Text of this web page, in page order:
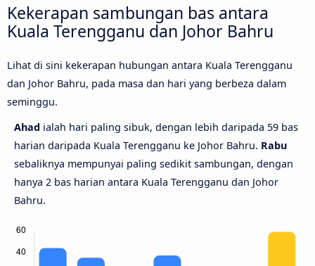
Kekerapan sambungan bas antara
Kuala Terengganu dan Johor Bahru
Lihat di sini kekerapan hubungan antara Kuala Terengganu
dan Johor Bahru, pada masa dan hari yang berbeza dalam
seminggu.
Ahad ialah hari paling sibuk, dengan lebih daripada 59 bas
harian daripada Kuala Terengganu ke Johor Bahru. Rabu
sebaliknya mempunyai paling sedikit sambungan, dengan
hanya 2 bas harian antara Kuala Terengganu dan Johor
Bahru.